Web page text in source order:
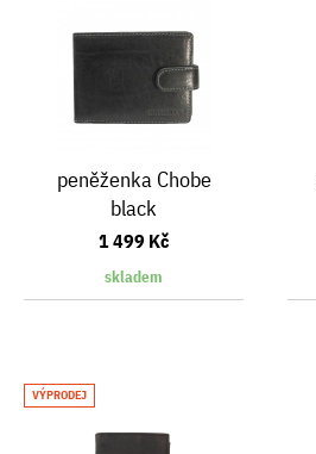
peněženka Chobe
black
1 499 Kč
skladem
VÝPRODEJ